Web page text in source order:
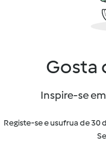
Gosta
Inspire-se
Registe-se e usufrua de